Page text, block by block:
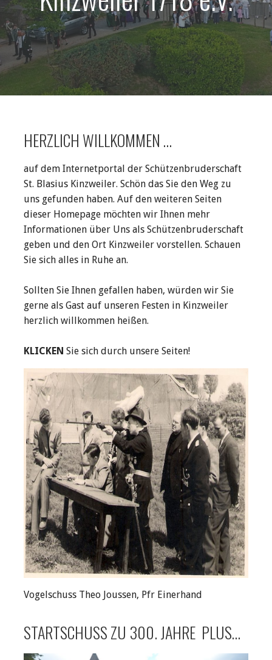
HERZLICH WILLKOMMEN …
auf dem Internetportal der Schützenbruderschaft
St. Blasius Kinzweiler. Schön das Sie den Weg zu
uns gefunden haben. Auf den weiteren Seiten
dieser Homepage möchten wir Ihnen mehr
Informationen über Uns als Schützenbruderschaft
geben und den Ort Kinzweiler vorstellen. Schauen
Sie sich alles in Ruhe an.
Sollten Sie Ihnen gefallen haben, würden wir Sie
gerne als Gast auf unseren Festen in Kinzweiler
herzlich willkommen heißen.
KLICKEN Sie sich durch unsere Seiten!
Vogelschuss Theo Joussen, Pfr Einerhand
STARTSCHUSS ZU 300. JAHRE PLUS…